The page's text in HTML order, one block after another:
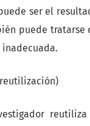
ser el
puede